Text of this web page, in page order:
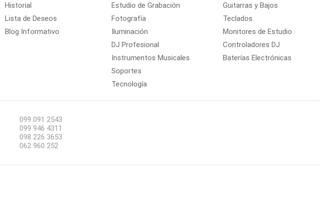
Historial
Lista de Deseos
Blog Informativo
Estudio de Grabación
Fotografía
Iluminación
DJ Profesional
Instrumentos Musicales
Soportes
Tecnología
Guitarras y Bajos
Teclados
Monitores de Estudio
Controladores DJ
Baterías Electrónicas
099 091 2543
099 946 4311
098 226 3653
062 960 252